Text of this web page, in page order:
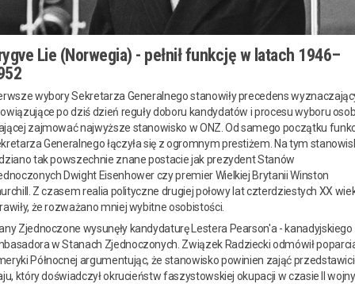
Lie (Norwegia) - pełnił funkcję w latach 1946–
wybory Sekretarza Generalnego stanowiły precedens
po dziś dzień reguły doboru kandydatów i procesu wyboru
zajmować najwyższe stanowisko w ONZ. Od samego początku
Generalnego łączyła się z ogromnym prestiżem. Na tym
tak powszechnie znane postacie jak prezydent Stanów
Dwight Eisenhower czy premier Wielkiej Brytanii Winston
Z czasem realia polityczne drugiej połowy lat czterdziestych XX
że rozważano mniej wybitne osobistości.
Zjednoczone wysunęły kandydaturę Lestera Pearson'a - kanadyjskiego
w Stanach Zjednoczonych. Związek Radziecki odmówił
Północnej argumentując, że stanowisko powinien zająć
który doświadczył okrucieństw faszystowskiej okupacji w czasie II wojny